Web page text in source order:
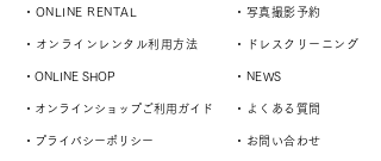
・ONLINE RENTAL
・オンラインレンタル利用方法
・ONLINE SHOP
・オンラインショップご利用ガイド
・プライバシーポリシー
・写真撮影予約
・ドレスクリーニング
・NEWS
・よくある質問
・お問い合わせ